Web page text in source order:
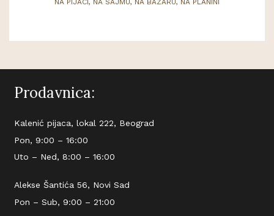
NA PIJACI, NA SAJMU, NA BAZARU, NA PLANINI
Prodavnica:
Kalenić pijaca, lokal 222, Beograd
Pon, 9:00 – 16:00
Uto – Ned, 8:00 – 16:00
Alekse Šantića 56, Novi Sad
Pon – Sub, 9:00 – 21:00